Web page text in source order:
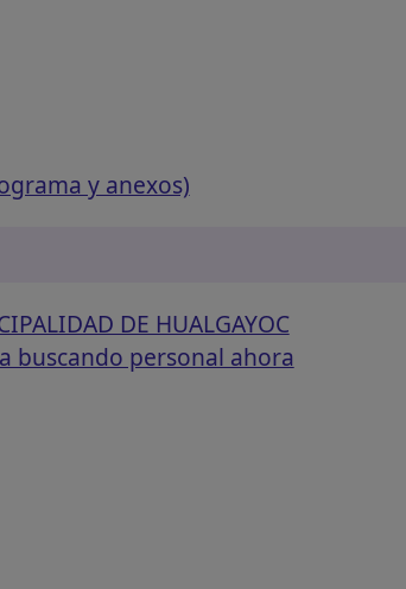
y anexos)
DE HUALGAYOC
buscando personal ahora